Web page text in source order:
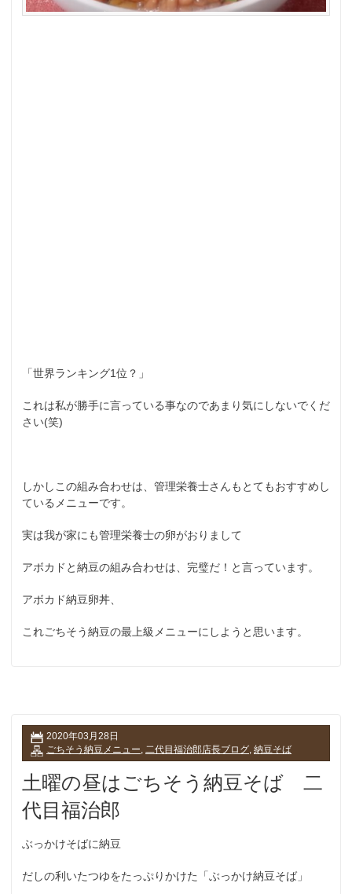
「世界ランキング1位？」
これは私が勝手に言っている事なのであまり気にしないでくだ
さい(笑)
しかしこの組み合わせは、管理栄養士さんもとてもおすすめし
ているメニューです。
実は我が家にも管理栄養士の卵がおりまして
アボカドと納豆の組み合わせは、完璧だ！と言っています。
アボカド納豆卵丼、
これごちそう納豆の最上級メニューにしようと思います。
2020年03月28日
ごちそう納豆メニュー, 二代目福治郎店長ブログ, 納豆そば
土曜の昼はごちそう納豆そば 二
代目福治郎
ぶっかけそばに納豆
だしの利いたつゆをたっぷりかけた「ぶっかけ納豆そば」